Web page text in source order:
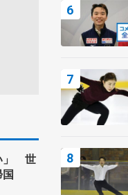
」 世